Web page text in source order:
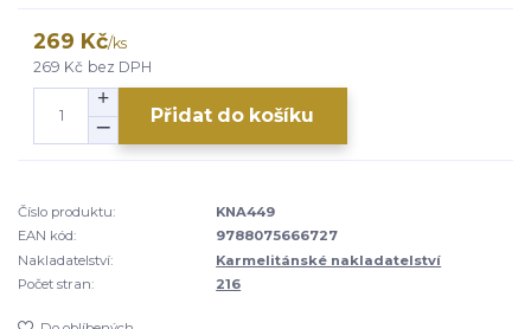
269 Kč/ks
269 Kč bez DPH
Přidat do košíku
Číslo produktu:
KNA449
EAN kód:
9788075666727
Nakladatelství:
Karmelitánské nakladatelství
Počet stran:
216